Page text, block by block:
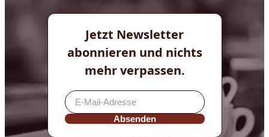
Jetzt Newsletter
abonnieren und nichts
mehr verpassen.
Absenden